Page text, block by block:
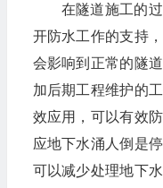
在隧道施工的
开防水工作的支持
会影响到正常的隧
加后期工程维护的
效应用，可以有效
应地下水涌人倒是
可以减少处理地下